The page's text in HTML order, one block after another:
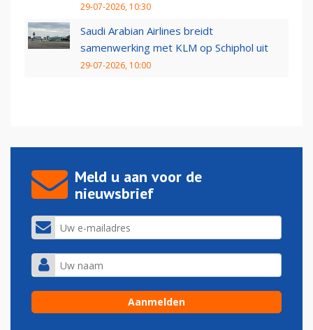
29-07-2026, 10:30
Saudi Arabian Airlines breidt
samenwerking met KLM op Schiphol uit
29-07-2026, 10:00
Meld u aan voor de
nieuwsbrief